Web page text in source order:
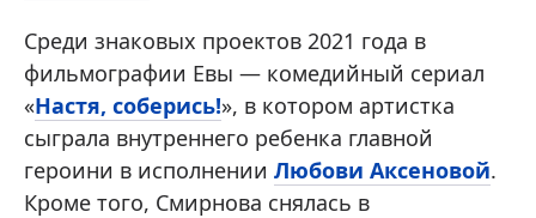
Среди знаковых проектов 2021 года в
фильмографии Евы — комедийный сериал
«Настя, соберись!», в котором артистка
сыграла внутреннего ребенка главной
героини в исполнении Любови Аксеновой.
Кроме того, Смирнова снялась в